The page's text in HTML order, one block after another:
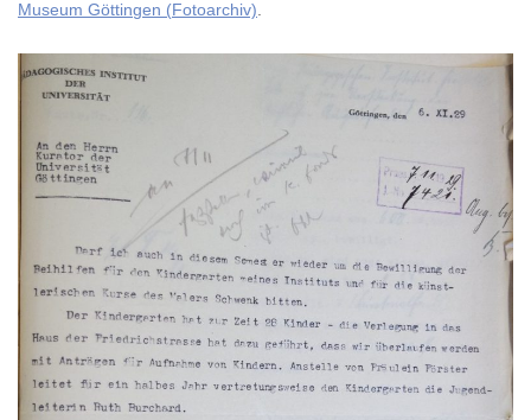
Museum Göttingen (Fotoarchiv).